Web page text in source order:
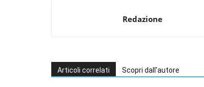
Redazione
Articoli correlati Scopri dall'autore